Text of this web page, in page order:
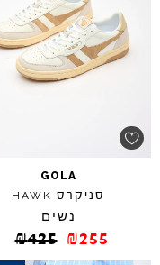
GOLA
סניקרס HAWK
נשים
₪425 ₪255